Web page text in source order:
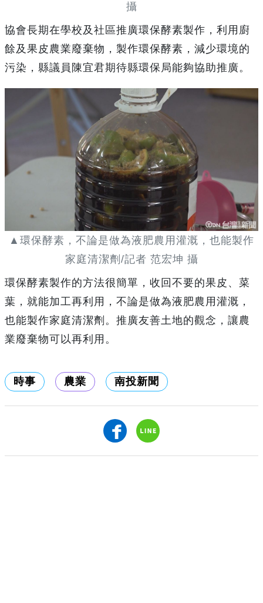
攝
協會長期在學校及社區推廣環保酵素製作，利用廚
餘及果皮農業廢棄物，製作環保酵素，減少環境的
污染，縣議員陳宜君期待縣環保局能夠協助推廣。
▲環保酵素，不論是做為液肥農用灌溉，也能製作
家庭清潔劑/記者 范宏坤 攝
環保酵素製作的方法很簡單，收回不要的果皮、菜
葉，就能加工再利用，不論是做為液肥農用灌溉，
也能製作家庭清潔劑。推廣友善土地的觀念，讓農
業廢棄物可以再利用。
時事 農業 南投新聞